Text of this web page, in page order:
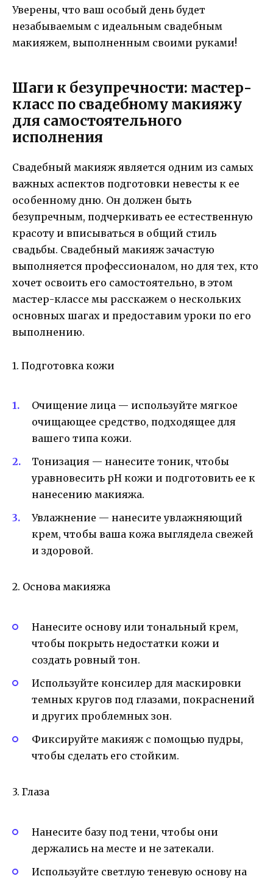
Уверены, что ваш особый день будет
незабываемым с идеальным свадебным
макияжем, выполненным своими руками!
Шаги к безупречности: мастер-
класс по свадебному макияжу
для самостоятельного
исполнения
Свадебный макияж является одним из самых
важных аспектов подготовки невесты к ее
особенному дню. Он должен быть
безупречным, подчеркивать ее естественную
красоту и вписываться в общий стиль
свадьбы. Свадебный макияж зачастую
выполняется профессионалом, но для тех, кто
хочет освоить его самостоятельно, в этом
мастер-классе мы расскажем о нескольких
основных шагах и предоставим уроки по его
выполнению.
1. Подготовка кожи
Очищение лица — используйте мягкое
очищающее средство, подходящее для
вашего типа кожи.
Тонизация — нанесите тоник, чтобы
уравновесить pH кожи и подготовить ее к
нанесению макияжа.
Увлажнение — нанесите увлажняющий
крем, чтобы ваша кожа выглядела свежей
и здоровой.
2. Основа макияжа
Нанесите основу или тональный крем,
чтобы покрыть недостатки кожи и
создать ровный тон.
Используйте консилер для маскировки
темных кругов под глазами, покраснений
и других проблемных зон.
Фиксируйте макияж с помощью пудры,
чтобы сделать его стойким.
3. Глаза
Нанесите базу под тени, чтобы они
держались на месте и не затекали.
Используйте светлую теневую основу на